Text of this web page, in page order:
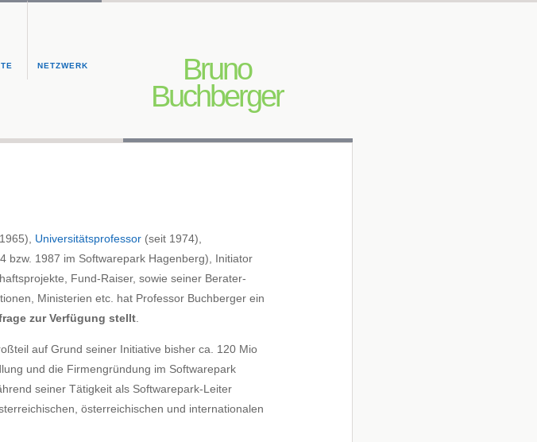
NETZWERK
Bruno
Buchberger
Universitätsprofessor (seit 1974),
bzw. 1987 im Softwarepark Hagenberg), Initiator
Fund-Raiser, sowie seiner Berater-
Ministerien etc. hat Professor Buchberger ein
zur Verfügung stellt
auf Grund seiner Initiative bisher ca. 120 Mio
und die Firmengründung im Softwarepark
seiner Tätigkeit als Softwarepark-Leiter
österreichischen und internationalen